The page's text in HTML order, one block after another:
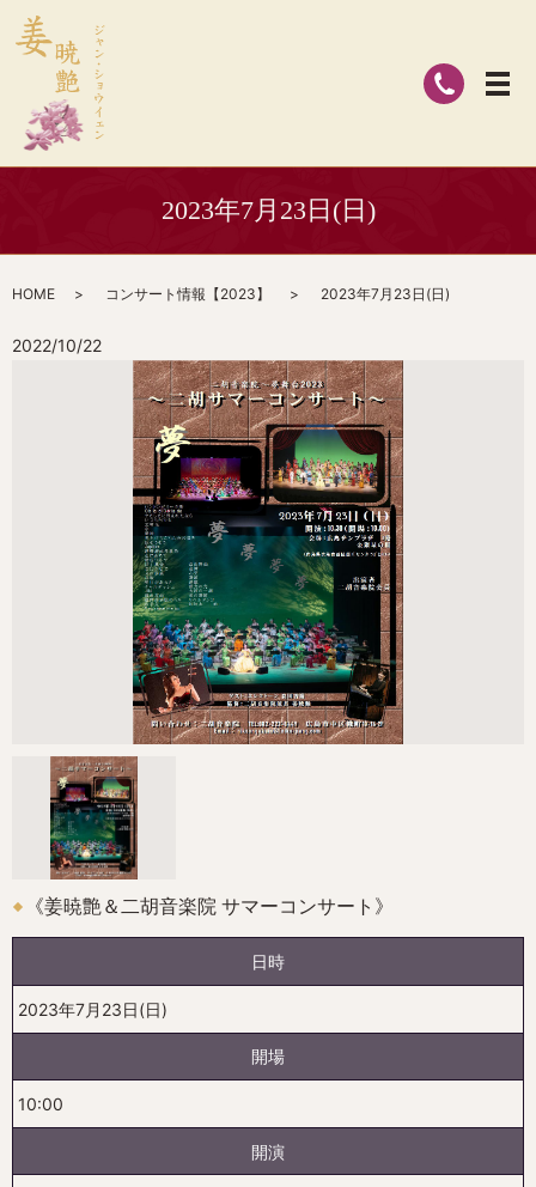
2023年7月23日(日)
HOME コンサート情報【2023】 2023年7月23日(日)
2022/10/22
《姜暁艶＆二胡音楽院 サマーコンサート》
日時
2023年7月23日(日)
開場
10:00
開演